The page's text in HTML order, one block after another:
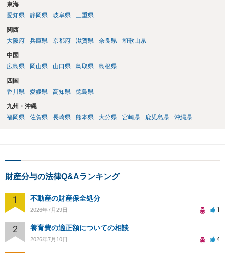
東海
愛知県
静岡県 岐阜県 三重県
関西
大阪府
兵庫県 京都府 滋賀県 奈良県 和歌山県
中国
広島県
岡山県 山口県 鳥取県 島根県
四国
香川県
愛媛県 高知県 徳島県
九州・沖縄
福岡県
佐賀県 長崎県 熊本県 大分県 宮崎県 鹿児島県 沖縄県
財産分与の法律Q&Aランキング
1 不動産の財産保全処分
2026年7月29日 1
2 養育費の適正額についての相談
2026年7月10日 4